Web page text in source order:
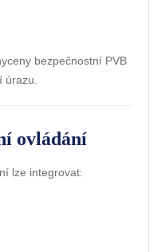
bezpečnostní PVB
ovládání
lze integrovat: